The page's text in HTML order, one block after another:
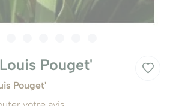
Pouget'
Pouget'